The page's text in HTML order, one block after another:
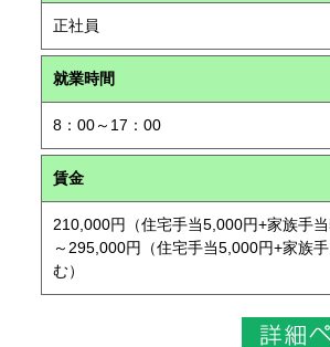
正社員
就業時間
8：00～17：00
賃金
210,000円（住宅手当5,000円+家族手当
～295,000円（住宅手当5,000円+家族
む）